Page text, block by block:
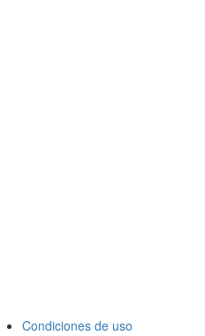
Condiciones de uso